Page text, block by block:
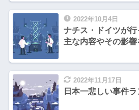
2022年10月4日
ナチス・ドイツが
主な内容やその影響
2022年11月17日
日本一悲しい事件